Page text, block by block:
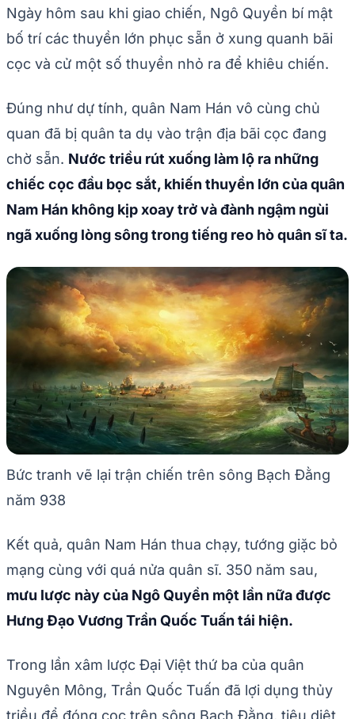
Ngày hôm sau khi giao chiến, Ngô Quyền bí mật
bố trí các thuyền lớn phục sẵn ở xung quanh bãi
cọc và cử một số thuyền nhỏ ra để khiêu chiến.
Đúng như dự tính, quân Nam Hán vô cùng chủ
quan đã bị quân ta dụ vào trận địa bãi cọc đang
chờ sẵn. Nước triều rút xuống làm lộ ra những
chiếc cọc đầu bọc sắt, khiến thuyền lớn của quân
Nam Hán không kịp xoay trở và đành ngậm ngùi
ngã xuống lòng sông trong tiếng reo hò quân sĩ ta.
Bức tranh vẽ lại trận chiến trên sông Bạch Đằng
năm 938
Kết quả, quân Nam Hán thua chạy, tướng giặc bỏ
mạng cùng với quá nửa quân sĩ. 350 năm sau,
mưu lược này của Ngô Quyền một lần nữa được
Hưng Đạo Vương Trần Quốc Tuấn tái hiện.
Trong lần xâm lược Đại Việt thứ ba của quân
Nguyên Mông, Trần Quốc Tuấn đã lợi dụng thủy
triều để đóng cọc trên sông Bạch Đằng, tiêu diệt